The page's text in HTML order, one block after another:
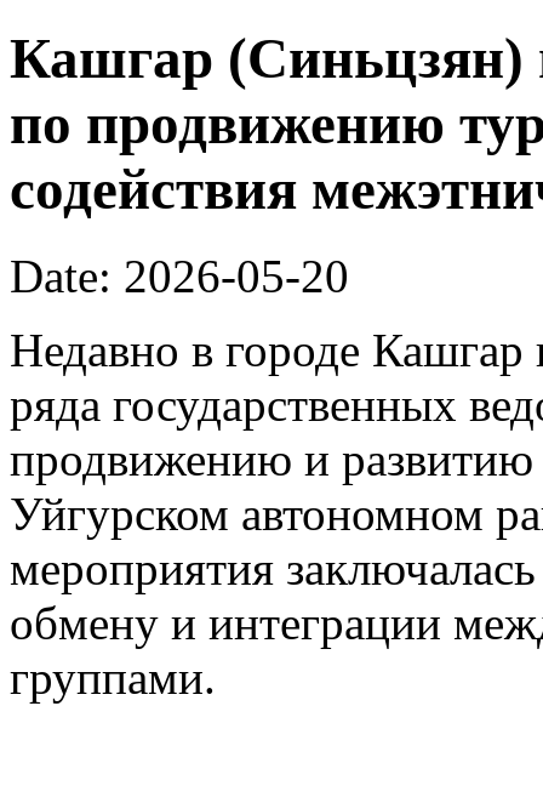
Кашгар (Синьцзян)
по продвижению
содействия
Date: 2026-05-20
Недавно в городе Кашгар
ряда государственных
продвижению и развитию
Уйгурском автономном
мероприятия
обмену и интеграции
группами.